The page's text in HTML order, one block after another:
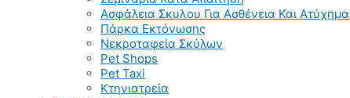
Ασφάλεια Σκυλου Για Ασθένεια Και Ατύχημα
Πάρκα Εκτόνωσης
Νεκροταφεία Σκύλων
Pet Shops
Pet Taxi
Κτηνιατρεία